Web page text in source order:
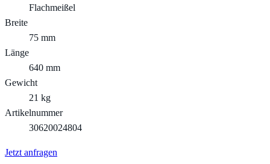
Flachmeißel
Breite
75 mm
Länge
640 mm
Gewicht
21 kg
Artikelnummer
30620024804
Jetzt anfragen